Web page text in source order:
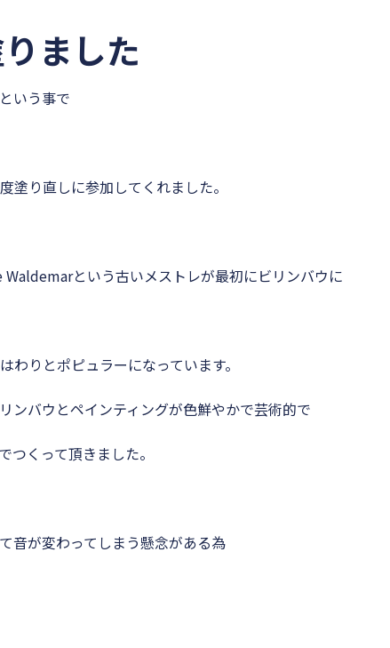
ました
いう事で
り直しに参加してくれました。
という古いメストレが最初にビリンバウに
りとポピュラーになっています。
バウとペインティングが色鮮やかで芸術的で
くって頂きました。
音が変わってしまう懸念がある為